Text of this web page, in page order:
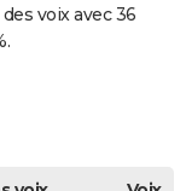
voix avec 36